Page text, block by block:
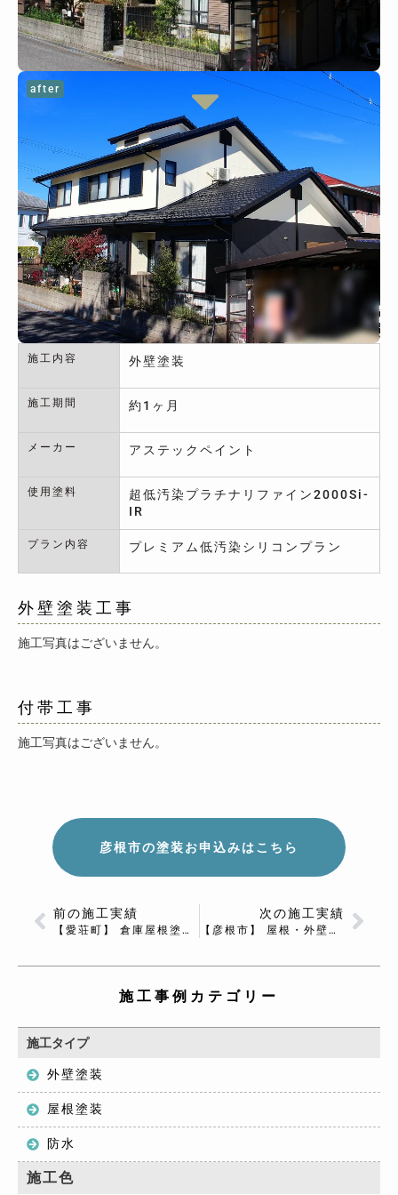
after
施工内容 外壁塗装
施工期間 約1ヶ月
メーカー アステックペイント
使用塗料
超低汚染プラチナリファイン2000Si-
IR
プラン内容 プレミアム低汚染シリコンプラン
外壁塗装工事
施工写真はございません。
付帯工事
施工写真はございません。
彦根市の塗装お申込みはこちら
前の施工実績
【愛荘町】 倉庫屋根塗装 Ｋ様邸
次の施工実績
【彦根市】 屋根・外壁塗装 М様邸
施工事例カテゴリー
施工タイプ
外壁塗装
屋根塗装
防水
施工色